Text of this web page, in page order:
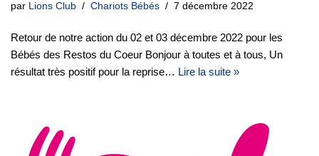
par Lions Club Chariots Bébés 7 décembre 2022
Retour de notre action du 02 et 03 décembre 2022 pour les
Bébés des Restos du Coeur Bonjour à toutes et à tous, Un
résultat très positif pour la reprise… Lire la suite »